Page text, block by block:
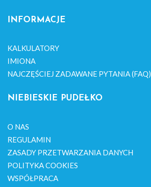
INFORMACJE
KALKULATORY
IMIONA
NAJCZĘŚCIEJ ZADAWANE PYTANIA (FAQ)
NIEBIESKIE PUDEŁKO
O NAS
REGULAMIN
ZASADY PRZETWARZANIA DANYCH
POLITYKA COOKIES
WSPÓŁPRACA